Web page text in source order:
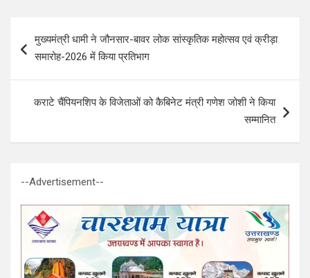
navigation
मुख्यमंत्री धामी ने जौनसार-बावर लोक सांस्कृतिक महोत्सव एवं क्रीड़ा
समारोह-2026 में किया प्रतिभाग
कराटे चैंपियनशिप के विजेताओं को कैबिनेट मंत्री गणेश जोशी ने किया
सम्मानित
--Advertisement--